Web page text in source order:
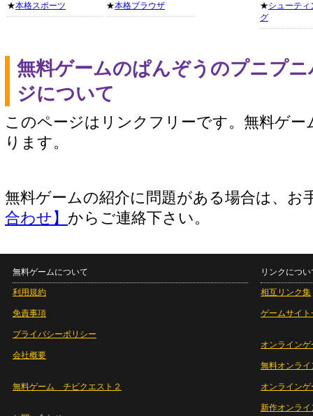
★本格スポーツ ★本格ブラウザ ★シューティ
グ
無料ゲームのぱんぞうのプニプ
ジについて
このページはリンクフリーです。無料ゲー
ります。
無料ゲームの紹介に問題がある場合は、お
合わせ】 からご連絡下さい。
無料ゲームについて
利用規約
免責事項
プライバシーポリシー
会社概要
無料ゲーム チビクエスト２
リンクについ
相互リンク集
ゲームサイト
オンラインゲ
無料オンライ
オンライン
新作オンライ